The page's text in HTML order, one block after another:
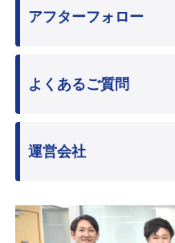
アフターフォロー
よくあるご質問
運営会社